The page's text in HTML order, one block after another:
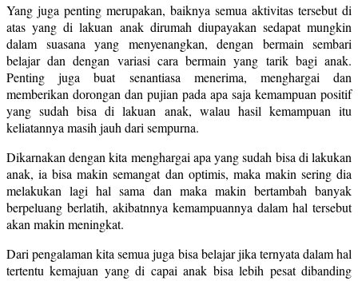
Yang juga penting merupakan, baiknya semua aktivitas tersebut di
atas yang di lakuan anak dirumah diupayakan sedapat mungkin
dalam suasana yang menyenangkan, dengan bermain sembari
belajar dan dengan variasi cara bermain yang tarik bagi anak.
Penting juga buat senantiasa menerima, menghargai dan
memberikan dorongan dan pujian pada apa saja kemampuan positif
yang sudah bisa di lakuan anak, walau hasil kemampuan itu
keliatannya masih jauh dari sempurna.
Dikarnakan dengan kita menghargai apa yang sudah bisa di lakukan
anak, ia bisa makin semangat dan optimis, maka makin sering dia
melakukan lagi hal sama dan maka makin bertambah banyak
berpeluang berlatih, akibatnnya kemampuannya dalam hal tersebut
akan makin meningkat.
Dari pengalaman kita semua juga bisa belajar jika ternyata dalam hal
tertentu kemajuan yang di capai anak bisa lebih pesat dibanding